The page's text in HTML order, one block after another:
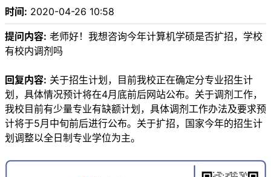
时间: 2020-04-26 10:58
提问内容: 老师好！我想咨询今年计算机学硕是否扩招，学校
有校内调剂吗
回复内容: 关于招生计划，目前我校正在确定分专业招生计
划，具体情况预计将在4月底前后网站公布。关于调剂工作，
我校目前有少量专业有缺额计划，具体调剂工作办法及要求预
计将于5月中旬前后进行公布。关于扩招，国家今年的招生计
划调整以全日制专业学位为主。